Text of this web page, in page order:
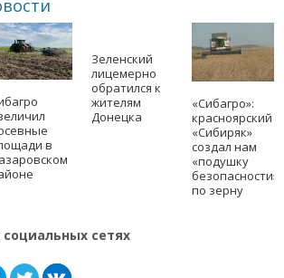
в
Зеленский
лицемерно
обратился к
жителям
Донецка
«Сибагро»:
красноярский
«Сибиряк»
создал нам
«подушку
безопасности»
по зерну
сетях